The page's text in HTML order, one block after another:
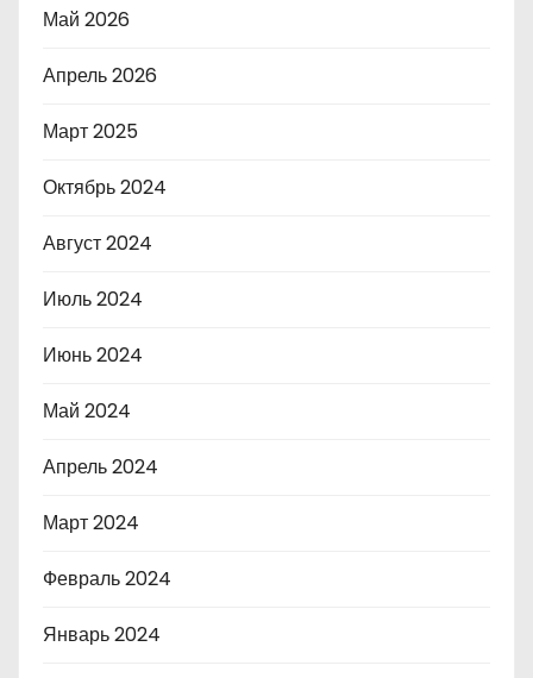
Май 2026
Апрель 2026
Март 2025
Октябрь 2024
Август 2024
Июль 2024
Июнь 2024
Май 2024
Апрель 2024
Март 2024
Февраль 2024
Январь 2024